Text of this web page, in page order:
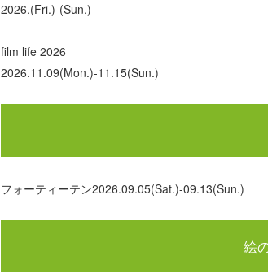
2026.(Fri.)-(Sun.)
film life 2026
2026.11.09(Mon.)-11.15(Sun.)
フォーティーテン2026.09.05(Sat.)-09.13(Sun.)
絵